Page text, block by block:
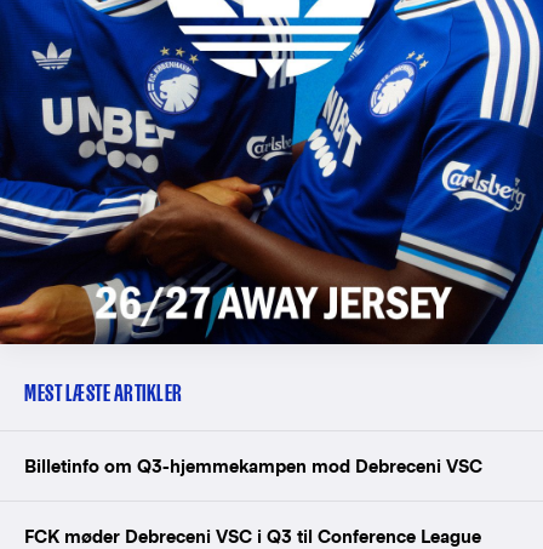
MEST LÆSTE ARTIKLER
Billetinfo om Q3-hjemmekampen mod Debreceni VSC
FCK møder Debreceni VSC i Q3 til Conference League